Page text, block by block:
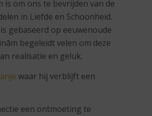
is om ons te bevrijden van de
in Liefde en Schoonheid.
gebaseerd op eeuwenoude
begeleidt velen om deze
realisatie en geluk.
waar hij verblijft een
een ontmoeting te